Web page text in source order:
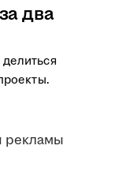
два